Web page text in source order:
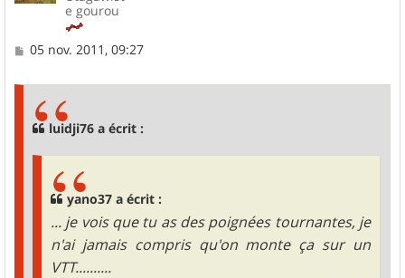
e gourou
M
05 nov. 2011, 09:27
luidji76 a écrit :
yano37 a écrit :
... je vois que tu as des poignées tournantes, je
n'ai jamais compris qu'on monte ça sur un
VTT..........